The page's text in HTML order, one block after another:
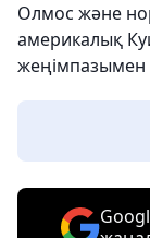
Олмос және
америкалық
жеңімпазымен